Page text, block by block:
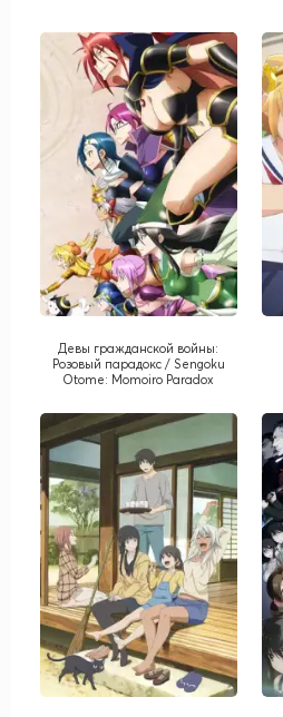
Девы гражданской войны:
Розовый парадокс / Sengoku
Otome: Momoiro Paradox